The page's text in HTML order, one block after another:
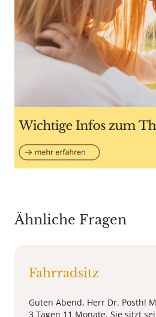
Ähnliche Fragen
Fahrradsitz
Guten Abend, Herr Dr. Posth!
3 Tagen 11 Monate. Sie sitzt